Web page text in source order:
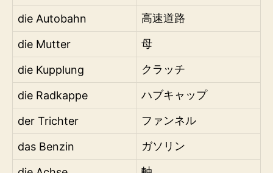
die Autobahn 高速道路
die Mutter 母
die Kupplung クラッチ
die Radkappe ハブキャップ
der Trichter ファンネル
das Benzin ガソリン